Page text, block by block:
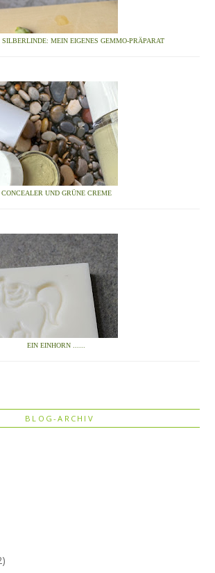
MEIN EIGENES GEMMO-PRÄPARAT
CONCEALER UND GRÜNE CREME
EIN EINHORN ......
BLOG-ARCHIV